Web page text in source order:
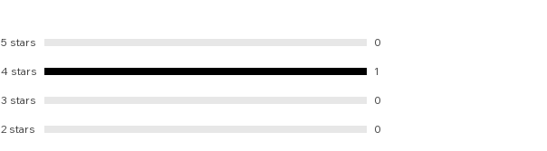
5 stars 0
4 stars 1
3 stars 0
2 stars 0